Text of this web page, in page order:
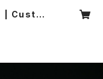
| Custu